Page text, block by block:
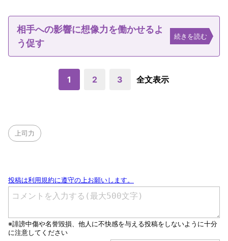
相手への影響に想像力を働かせるよ
う促す
続きを読む
1 2 3 全文表示
上司力